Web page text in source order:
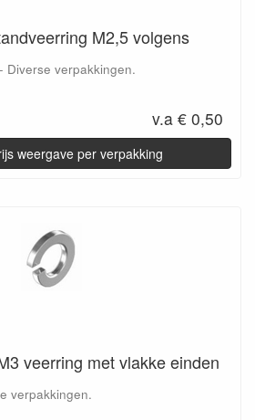
M2,5 volgens
Diverse verpakkingen.
v.a € 0,50
weergave per verpakking
veerring met vlakke einden
verpakkingen.